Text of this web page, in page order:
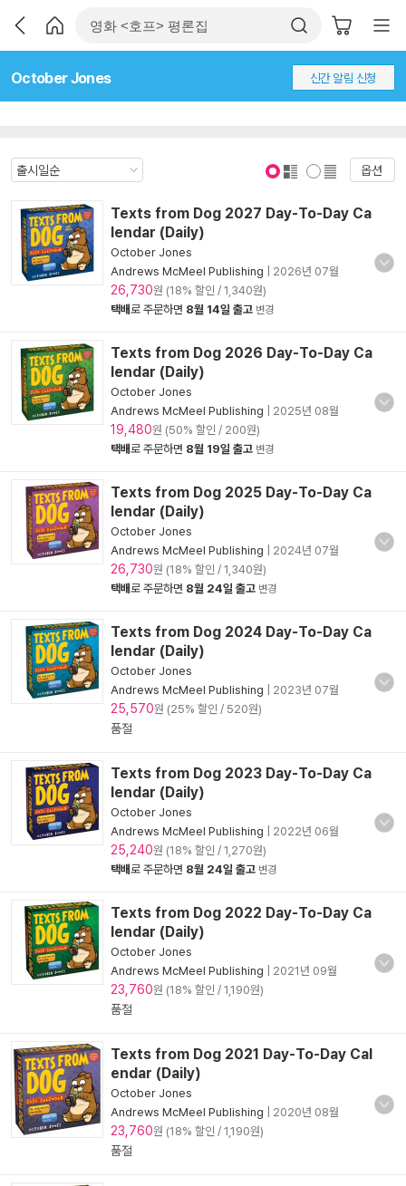
October Jones 신간 알림 신청
옵션
Texts from Dog 2027 Day-To-Day Ca
lendar (Daily)
October Jones
Andrews McMeel Publishing
2026년 07월
26,730원 (18% 할인 / 1,340원)
택배로 주문하면 8월 14일 출고 변경
Texts from Dog 2026 Day-To-Day Ca
lendar (Daily)
October Jones
Andrews McMeel Publishing
2025년 08월
19,480원 (50% 할인 / 200원)
택배로 주문하면 8월 19일 출고 변경
Texts from Dog 2025 Day-To-Day Ca
lendar (Daily)
October Jones
Andrews McMeel Publishing
2024년 07월
26,730원 (18% 할인 / 1,340원)
택배로 주문하면 8월 24일 출고 변경
Texts from Dog 2024 Day-To-Day Ca
lendar (Daily)
October Jones
Andrews McMeel Publishing
2023년 07월
25,570원 (25% 할인 / 520원)
품절
Texts from Dog 2023 Day-To-Day Ca
lendar (Daily)
October Jones
Andrews McMeel Publishing
2022년 06월
25,240원 (18% 할인 / 1,270원)
택배로 주문하면 8월 24일 출고 변경
Texts from Dog 2022 Day-To-Day Ca
lendar (Daily)
October Jones
Andrews McMeel Publishing
2021년 09월
23,760원 (18% 할인 / 1,190원)
품절
Texts from Dog 2021 Day-To-Day Cal
endar (Daily)
October Jones
Andrews McMeel Publishing
2020년 08월
23,760원 (18% 할인 / 1,190원)
품절